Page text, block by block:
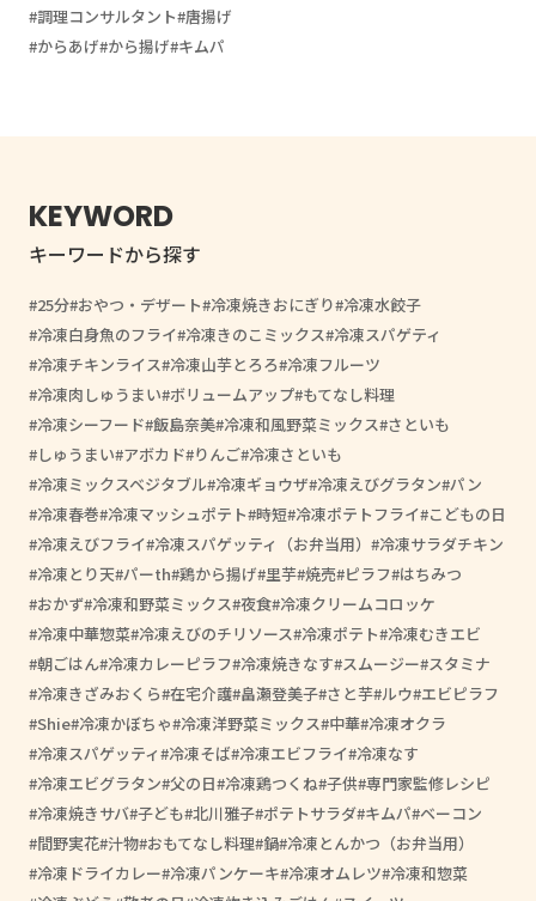
調理コンサルタント 唐揚げ
からあげ から揚げ キムパ
KEYWORD
キーワードから探す
25分 おやつ・デザート 冷凍焼きおにぎり 冷凍水餃子
冷凍白身魚のフライ 冷凍きのこミックス 冷凍スパゲティ
冷凍チキンライス 冷凍山芋とろろ 冷凍フルーツ
冷凍肉しゅうまい ボリュームアップ もてなし料理
冷凍シーフード 飯島奈美 冷凍和風野菜ミックス さといも
しゅうまい アボカド りんご 冷凍さといも
冷凍ミックスベジタブル 冷凍ギョウザ 冷凍えびグラタン パン
冷凍春巻 冷凍マッシュポテト 時短 冷凍ポテトフライ こどもの日
冷凍えびフライ 冷凍スパゲッティ（お弁当用）
冷凍サラダチキン
冷凍とり天 パーth 鶏から揚げ 里芋 焼売 ピラフ はちみつ
おかず 冷凍和野菜ミックス 夜食 冷凍クリームコロッケ
冷凍中華惣菜 冷凍えびのチリソース 冷凍ポテト 冷凍むきエビ
朝ごはん 冷凍カレーピラフ 冷凍焼きなす スムージー スタミナ
冷凍きざみおくら 在宅介護 畠瀬登美子 さと芋 ルウ エビピラフ
Shie 冷凍かぼちゃ 冷凍洋野菜ミックス 中華 冷凍オクラ
冷凍スパゲッティ 冷凍そば 冷凍エビフライ 冷凍なす
冷凍エビグラタン 父の日 冷凍鶏つくね 子供 専門家監修レシピ
冷凍焼きサバ 子ども 北川雅子 ポテトサラダ キムパ ベーコン
間野実花 汁物 おもてなし料理 鍋 冷凍とんかつ（お弁当用）
冷凍ドライカレー 冷凍パンケーキ 冷凍オムレツ 冷凍和惣菜